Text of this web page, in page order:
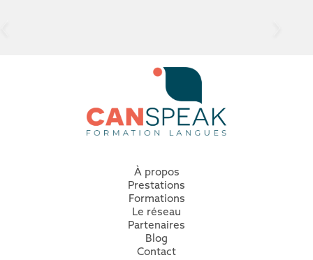
À propos
Prestations
Formations
Le réseau
Partenaires
Blog
Contact